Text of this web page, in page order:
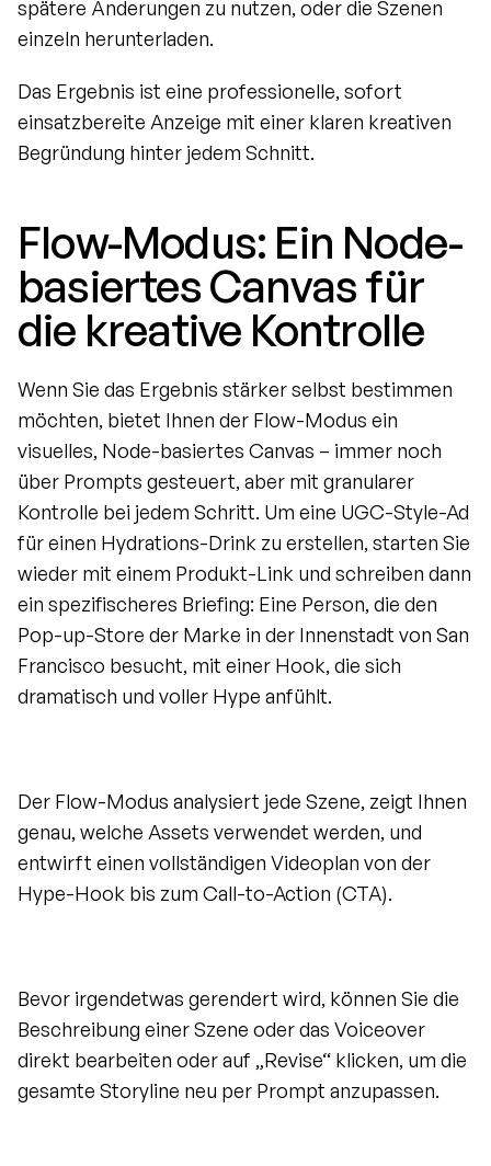
spätere Änderungen zu nutzen, oder die Szenen
einzeln herunterladen.
Das Ergebnis ist eine professionelle, sofort
einsatzbereite Anzeige mit einer klaren kreativen
Begründung hinter jedem Schnitt.
Flow-Modus: Ein Node-
basiertes Canvas für
die kreative Kontrolle
Wenn Sie das Ergebnis stärker selbst bestimmen
möchten, bietet Ihnen der Flow-Modus ein
visuelles, Node-basiertes Canvas – immer noch
über Prompts gesteuert, aber mit granularer
Kontrolle bei jedem Schritt. Um eine UGC-Style-Ad
für einen Hydrations-Drink zu erstellen, starten Sie
wieder mit einem Produkt-Link und schreiben dann
ein spezifischeres Briefing: Eine Person, die den
Pop-up-Store der Marke in der Innenstadt von San
Francisco besucht, mit einer Hook, die sich
dramatisch und voller Hype anfühlt.
Der Flow-Modus analysiert jede Szene, zeigt Ihnen
genau, welche Assets verwendet werden, und
entwirft einen vollständigen Videoplan von der
Hype-Hook bis zum Call-to-Action (CTA).
Bevor irgendetwas gerendert wird, können Sie die
Beschreibung einer Szene oder das Voiceover
direkt bearbeiten oder auf „Revise“ klicken, um die
gesamte Storyline neu per Prompt anzupassen.